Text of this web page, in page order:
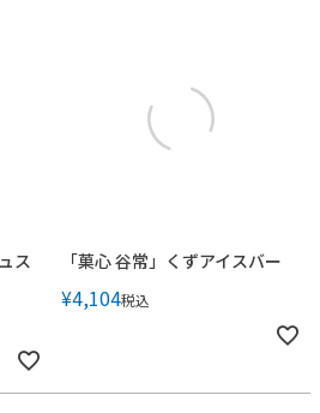
ス
「菓心 谷常」くずアイスバー
¥4,104税込